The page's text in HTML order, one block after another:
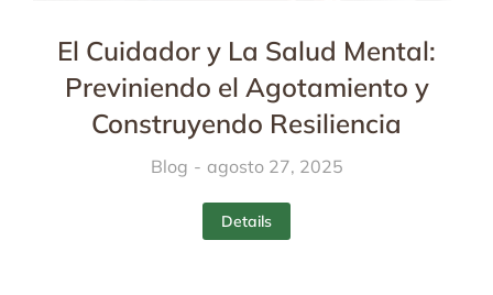
El Cuidador y La Salud Mental:
Previniendo el Agotamiento y
Construyendo Resiliencia
Blog agosto 27, 2025
Details